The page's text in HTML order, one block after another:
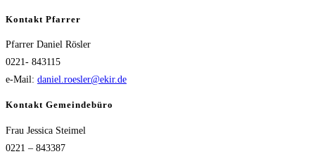
Kontakt Pfarrer
Pfarrer Daniel Rösler
0221- 843115
e-Mail: daniel.roesler@ekir.de
Kontakt Gemeindebüro
Frau Jessica Steimel
0221 – 843387